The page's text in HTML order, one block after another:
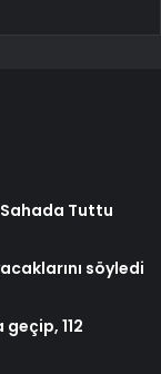
Sahada Tuttu
söyledi
geçip, 112